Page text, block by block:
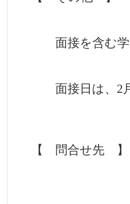
面接を含む学
面接日は、2月
【 問合せ先
TEL：